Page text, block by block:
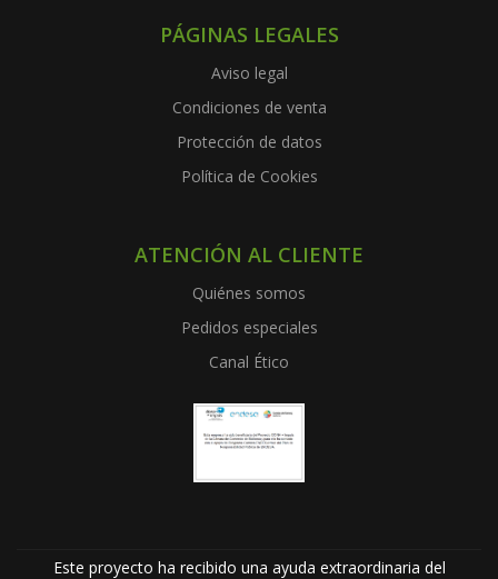
PÁGINAS LEGALES
Aviso legal
Condiciones de venta
Protección de datos
Política de Cookies
ATENCIÓN AL CLIENTE
Quiénes somos
Pedidos especiales
Canal Ético
Este proyecto ha recibido una ayuda extraordinaria del